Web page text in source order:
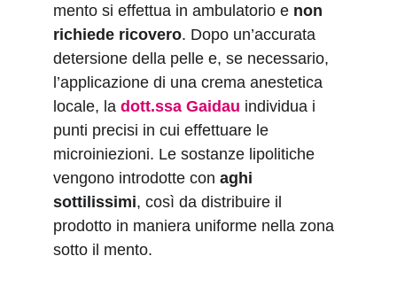
mento si effettua in ambulatorio e non
richiede ricovero. Dopo un’accurata
detersione della pelle e, se necessario,
l’applicazione di una crema anestetica
locale, la dott.ssa Gaidau individua i
punti precisi in cui effettuare le
microiniezioni. Le sostanze lipolitiche
vengono introdotte con aghi
sottilissimi, così da distribuire il
prodotto in maniera uniforme nella zona
sotto il mento.